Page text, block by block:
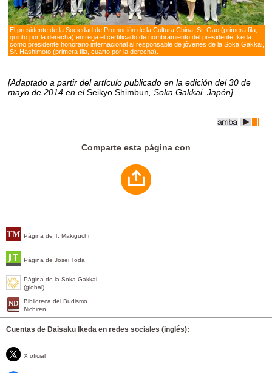
Página de T. Makiguchi
Página de Josei Toda
Página de la Soka Gakkai
(global)
Biblioteca del Budismo
Nichiren
Cuentas de Daisaku Ikeda en redes sociales (inglés):
X oficial
El presidente de la Sociedad de Promoción de la Cultura China, Sr. Gao (primera fila,
quinto por la derecha) entrega el certificado de nombramiento del presidente Ikeda
como presidente honorario internacional al responsable de jóvenes de la Soka Gakkai,
Sr. Hashimoto (primera fila, cuarto por la derecha).
[Adaptado a partir del artículo publicado en la edición del 30 de
mayo de 2014 en elSeikyo Shimbun , Soka Gakkai, Japón]
Comparte esta página con